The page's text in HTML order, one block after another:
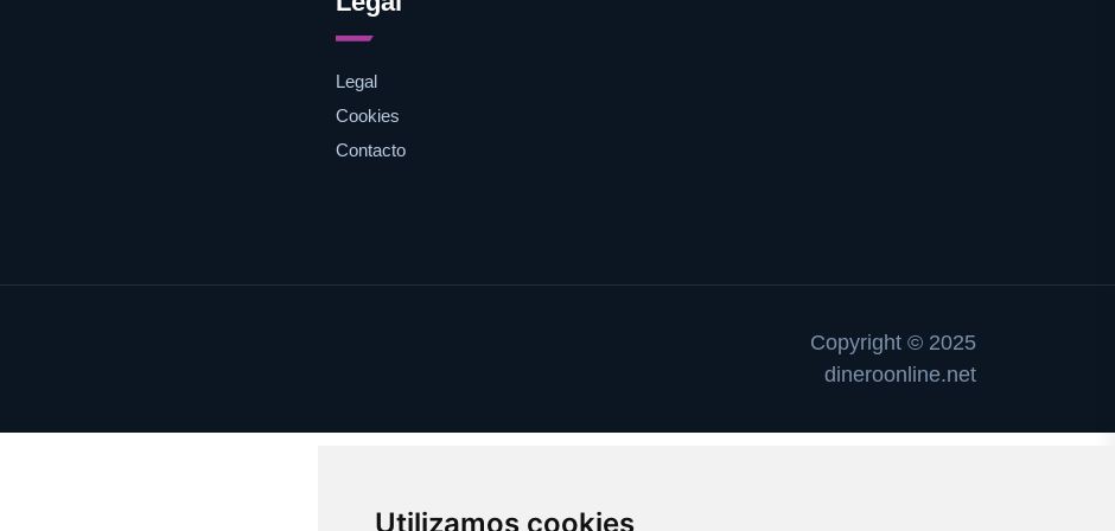
Utilizamos cookies
Legal
Cookies
Contacto
Copyright © 2025
dineroonline.net